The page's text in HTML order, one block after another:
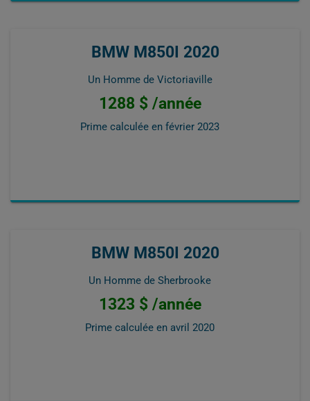
BMW M850I 2020
Un Homme de Victoriaville
1288 $ /année
Prime calculée en février 2023
BMW M850I 2020
Un Homme de Sherbrooke
1323 $ /année
Prime calculée en avril 2020